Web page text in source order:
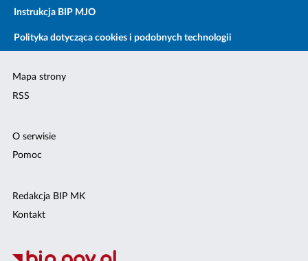
Instrukcja BIP MJO
Polityka dotycząca cookies i podobnych technologii
Mapa strony
RSS
O serwisie
Pomoc
Redakcja BIP MK
Kontakt